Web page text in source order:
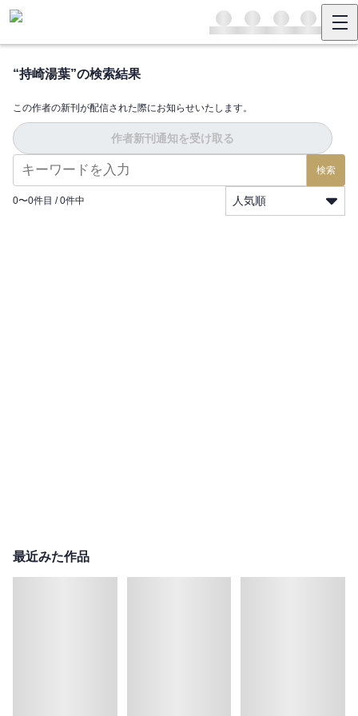
“持崎湯葉”の検索結果
この作者の新刊が配信された際にお知らせいたします。
作者新刊通知を受け取る
検索
0〜0件目 / 0件中 人気順
最近みた作品